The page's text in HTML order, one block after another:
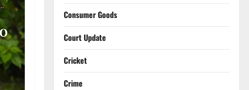
Consumer Goods
Court Update
Cricket
Crime